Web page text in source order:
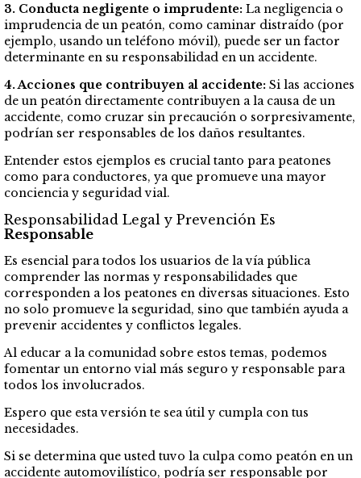
3. Conducta negligente o imprudente: La negligencia o
imprudencia de un peatón, como caminar distraído (por
ejemplo, usando un teléfono móvil), puede ser un factor
determinante en su responsabilidad en un accidente.
4. Acciones que contribuyen al accidente: Si las acciones
de un peatón directamente contribuyen a la causa de un
accidente, como cruzar sin precaución o sorpresivamente,
podrían ser responsables de los daños resultantes.
Entender estos ejemplos es crucial tanto para peatones
como para conductores, ya que promueve una mayor
conciencia y seguridad vial.
Responsabilidad Legal y Prevención Es
Responsable
Es esencial para todos los usuarios de la vía pública
comprender las normas y responsabilidades que
corresponden a los peatones en diversas situaciones. Esto
no solo promueve la seguridad, sino que también ayuda a
prevenir accidentes y conflictos legales.
Al educar a la comunidad sobre estos temas, podemos
fomentar un entorno vial más seguro y responsable para
todos los involucrados.
Espero que esta versión te sea útil y cumpla con tus
necesidades.
Si se determina que usted tuvo la culpa como peatón en un
accidente automovilístico, podría ser responsable por